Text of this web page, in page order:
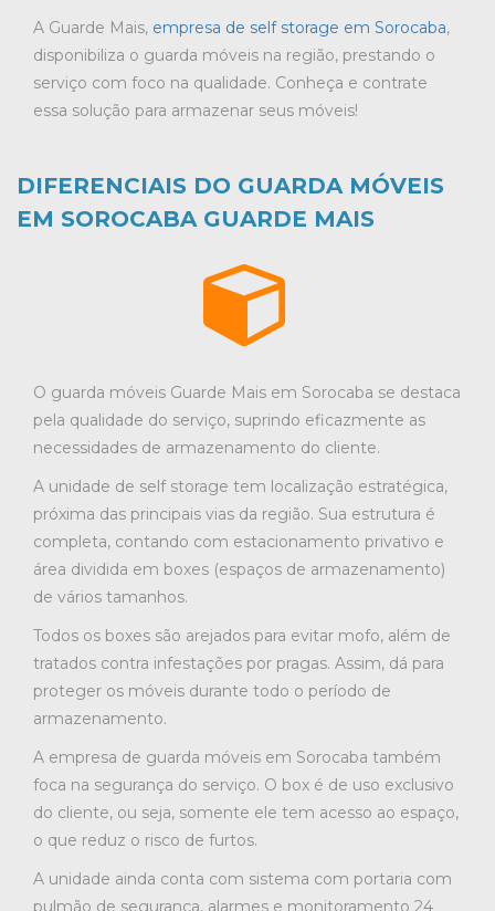
A Guarde Mais, empresa de self storage em Sorocaba,
disponibiliza o guarda móveis na região, prestando o
serviço com foco na qualidade. Conheça e contrate
essa solução para armazenar seus móveis!
DIFERENCIAIS DO GUARDA MÓVEIS
EM SOROCABA GUARDE MAIS
O guarda móveis Guarde Mais em Sorocaba se destaca
pela qualidade do serviço, suprindo eficazmente as
necessidades de armazenamento do cliente.
A unidade de self storage tem localização estratégica,
próxima das principais vias da região. Sua estrutura é
completa, contando com estacionamento privativo e
área dividida em boxes (espaços de armazenamento)
de vários tamanhos.
Todos os boxes são arejados para evitar mofo, além de
tratados contra infestações por pragas. Assim, dá para
proteger os móveis durante todo o período de
armazenamento.
A empresa de guarda móveis em Sorocaba também
foca na segurança do serviço. O box é de uso exclusivo
do cliente, ou seja, somente ele tem acesso ao espaço,
o que reduz o risco de furtos.
A unidade ainda conta com sistema com portaria com
pulmão de segurança, alarmes e monitoramento 24